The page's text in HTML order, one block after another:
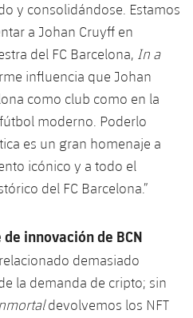
y consolidándose. Estamos
a Johan Cruyff en
del FC Barcelona, In a
influencia que Johan
como club como en la
moderno. Poderlo
es un gran homenaje a
icónico y a todo el
del FC Barcelona.”
innovación de BCN
demasiado
la demanda de cripto; sin
devolvemos los NFT